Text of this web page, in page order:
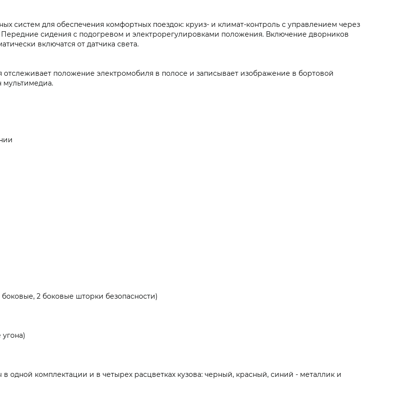
систем для обеспечения комфортных поездок: круиз- и климат-контроль с управлением через
сидения с подогревом и электрорегулировками положения. Включение дворников
включатся от датчика света.
отслеживает положение электромобиля в полосе и записывает изображение в бортовой
мультимедиа.
2 боковые шторки безопасности)
в одной комплектации и в четырех расцветках кузова: черный, красный, синий - металлик и